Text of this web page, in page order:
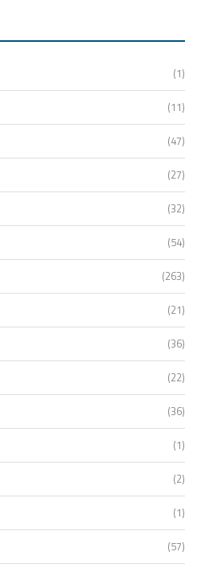
(1)
(11)
(47)
(27)
(32)
(54)
(263)
(21)
(36)
(22)
(36)
(1)
(2)
(1)
(57)